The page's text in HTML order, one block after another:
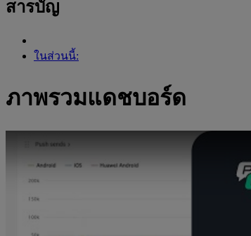
สารบัญ
ในส่วนนี้:
ภาพรวมแดชบอร์ด
วิดีโอ Youtube: สร้างและปรับแต่งแดชบอร์ดใน